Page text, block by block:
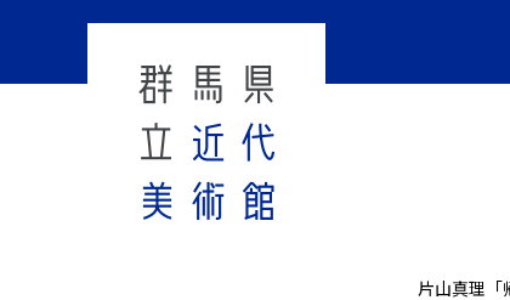
片山真理「